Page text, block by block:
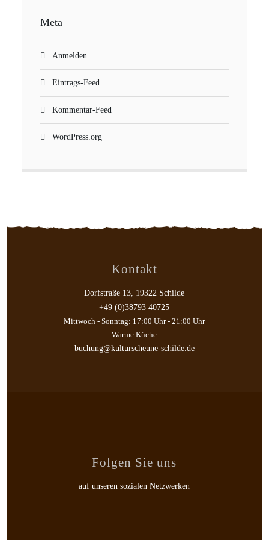
Meta
Anmelden
Eintrags-Feed
Kommentar-Feed
WordPress.org
Kontakt
Dorfstraße 13, 19322 Schilde
+49 (0)38793 40725
Mittwoch - Sonntag: 17:00 Uhr - 21:00 Uhr
Warme Küche
buchung@kulturscheune-schilde.de
Folgen Sie uns
auf unseren sozialen Netzwerken